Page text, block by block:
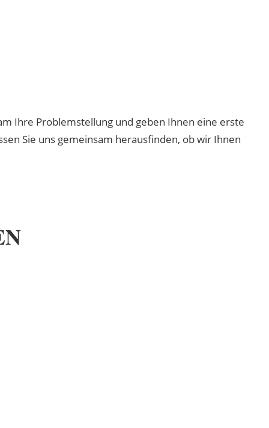
Ihre Problemstellung und geben Ihnen eine erste
Sie uns gemeinsam herausfinden, ob wir Ihnen